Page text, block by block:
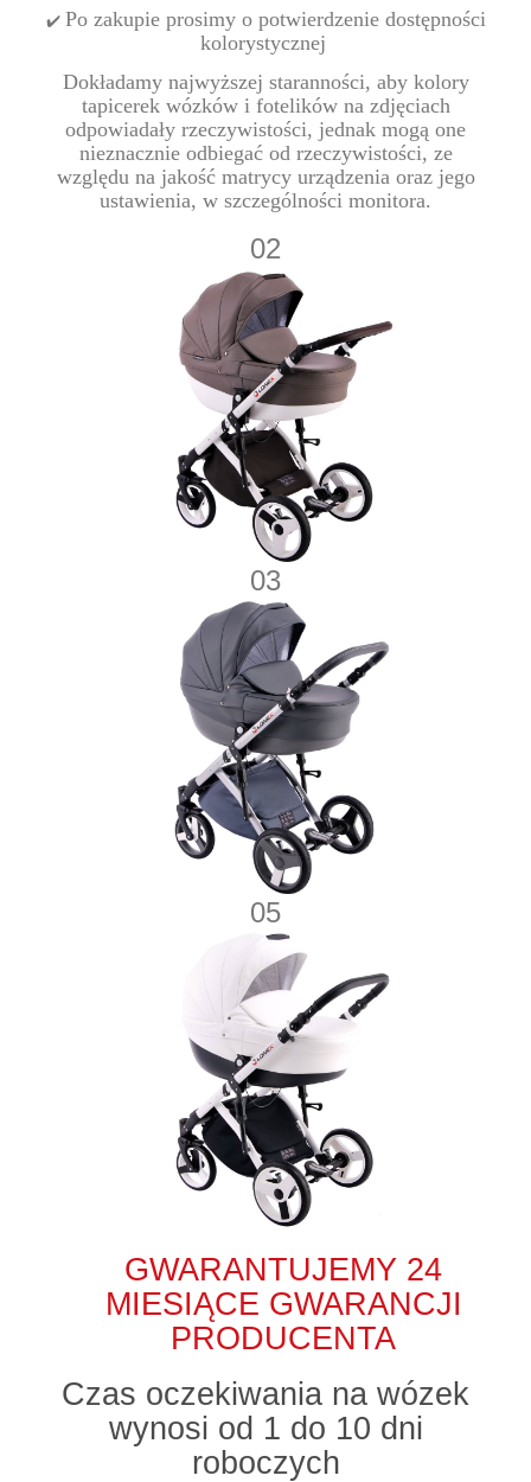
✔️ Po zakupie prosimy o potwierdzenie dostępności
kolorystycznej
Dokładamy najwyższej staranności, aby kolory
tapicerek wózków i fotelików na zdjęciach
odpowiadały rzeczywistości, jednak mogą one
nieznacznie odbiegać od rzeczywistości, ze
względu na jakość matrycy urządzenia oraz jego
ustawienia, w szczególności monitora.
02
03
05
GWARANTUJEMY 24
MIESIĄCE GWARANCJI
PRODUCENTA
Czas oczekiwania na wózek
wynosi od 1 do 10 dni
roboczych